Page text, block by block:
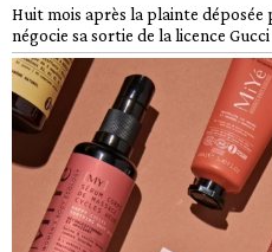
Huit mois après la plainte
négocie sa sortie de la licence